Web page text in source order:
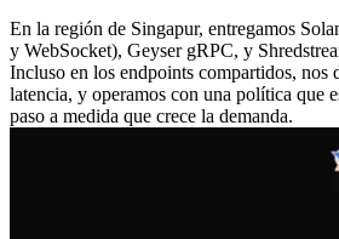
En la región de Singapur, entregamos
y WebSocket), Geyser gRPC, y
Incluso en los endpoints compartidos, nos
latencia, y operamos con una política que
paso a medida que crece la demanda.